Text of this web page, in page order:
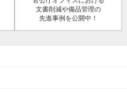
文書削減や備品管理の
先進事例を公開中！